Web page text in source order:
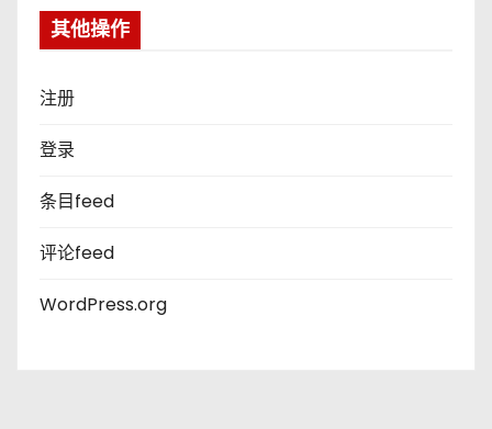
其他操作
注册
登录
条目feed
评论feed
WordPress.org